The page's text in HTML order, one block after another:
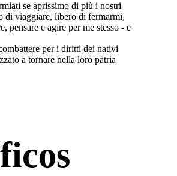
se aprissimo di più i nostri
di viaggiare, libero di fermarmi,
e agire per me stesso - e
per i diritti dei nativi
a tornare nella loro patria